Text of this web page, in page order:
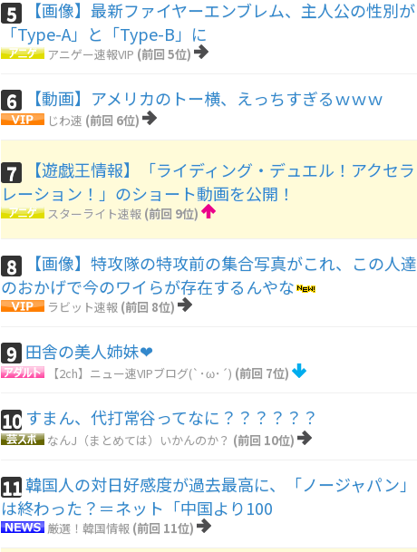
5
【画像】最新ファイヤーエンブレム、主人公の性別が
「Type-A」と「Type-B」に
アニゲー速報VIP (前回 5位)
6 【動画】アメリカのトー横、えっちすぎるｗｗｗ
じわ速 (前回 6位)
7
【遊戯王情報】「ライディング・デュエル！アクセラ
レーション！」のショート動画を公開！
スターライト速報 (前回 9位)
8
【画像】特攻隊の特攻前の集合写真がこれ、この人達
のおかげで今のワイらが存在するんやな
ラビット速報 (前回 8位)
9 田舎の美人姉妹❤
【2ch】ニュー速VIPブログ(`･ω･´) (前回 7位)
10 すまん、代打常谷ってなに？？？？？？
なんJ（まとめては）いかんのか？ (前回 10位)
11韓国人の対日好感度が過去最高に、「ノージャパン」
は終わった？＝ネット「中国より100
厳選！韓国情報 (前回 11位)